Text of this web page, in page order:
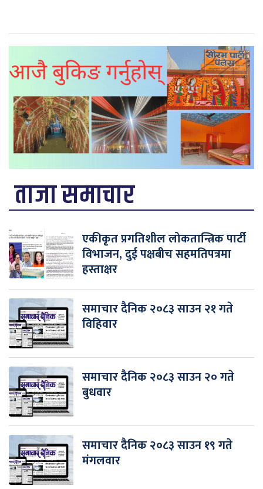
ताजा समाचार
एकीकृत प्रगतिशील लोकतान्त्रिक पार्टी
विभाजन, दुई पक्षबीच सहमतिपत्रमा
हस्ताक्षर
समाचार दैनिक २०८३ साउन २१ गते
विहिवार
समाचार दैनिक २०८३ साउन २० गते
बुधवार
समाचार दैनिक २०८३ साउन १९ गते
मंगलवार